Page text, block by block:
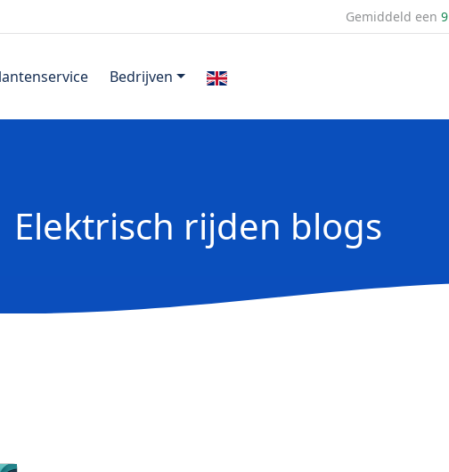
Gemiddeld een9
Bedrijven
Elektrisch rijden blogs